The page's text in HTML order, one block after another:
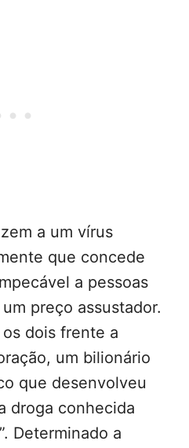
a um vírus
que concede
a pessoas
preço assustador.
dois frente a
um bilionário
que desenvolveu
droga conhecida
Determinado a